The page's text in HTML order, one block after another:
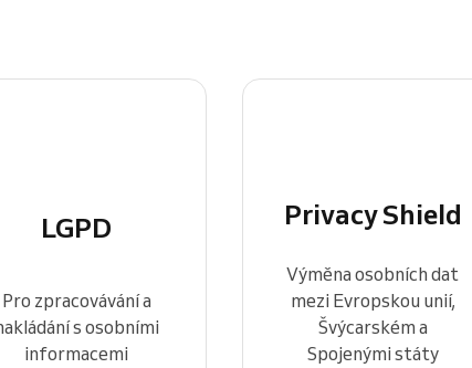
velkou organizaci
LGPD
Pro zpracovávání a
s osobními
informacemi
Privacy Shield
Výměna osobních dat
mezi Evropskou unií,
Švýcarském a
Spojenými státy